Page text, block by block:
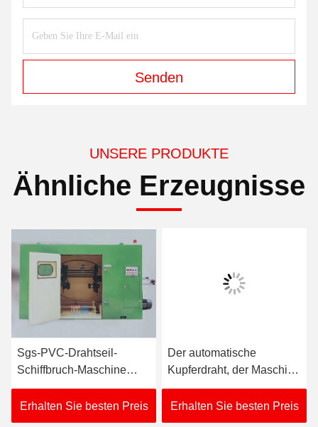
Senden
UNSERE PRODUKTE
Ähnliche Erzeugnisse
Sgs-PVC-Drahtseil-
Schiffbruch-Maschine
20HP manueller Spulen-
Aufzug Wechselstroms
Erhalten Sie besten Preis
Der automatische
Kupferdraht, der Maschine
3350KG bündelt,
schießen Höhe 850mm in
die Höhe
Erhalten Sie besten Preis